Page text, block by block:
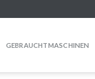
GEBRAUCHTMASCHINEN